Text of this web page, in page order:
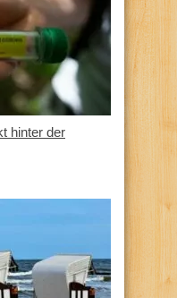
hinter der